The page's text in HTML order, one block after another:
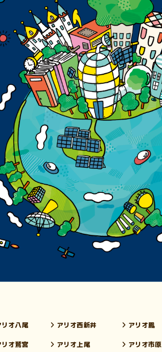
リオ八尾 アリオ西新井 アリオ鳳
リオ鷲宮 アリオ上尾 アリオ市原